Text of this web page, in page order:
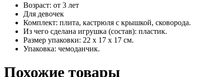
Возраст: от 3 лет
Для девочек
Комплект: плита, кастрюля с крышкой, сковорода.
Из чего сделана игрушка (состав): пластик.
Размер упаковки: 22 х 17 х 17 см.
Упаковка: чемоданчик.
Похожие товары